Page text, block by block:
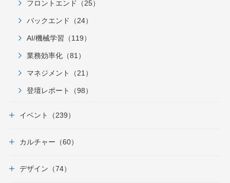
フロントエンド（25）
バックエンド（24）
AI/機械学習（119）
業務効率化（81）
マネジメント（21）
登壇レポート（98）
イベント（239）
カルチャー（60）
デザイン（74）